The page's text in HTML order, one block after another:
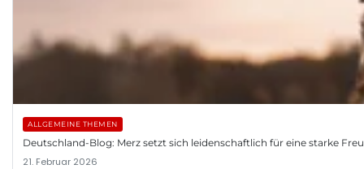
ALLGEMEINE THEMEN
Deutschland-Blog: Merz setzt sich leidenschaftlich für eine starke
21. Februar 2026